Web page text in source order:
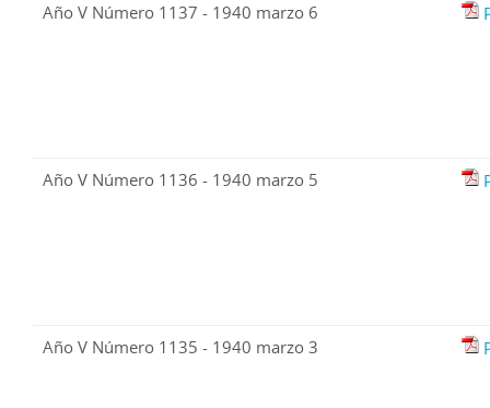
Año V Número 1137 - 1940 marzo 6
Año V Número 1136 - 1940 marzo 5
Año V Número 1135 - 1940 marzo 3